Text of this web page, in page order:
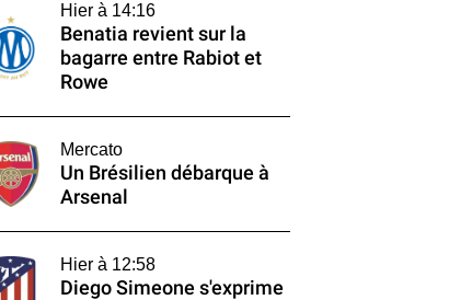
Hier à 14:16
Benatia revient sur la
bagarre entre Rabiot et
Rowe
Mercato
Un Brésilien débarque à
Arsenal
Hier à 12:58
Diego Simeone s'exprime